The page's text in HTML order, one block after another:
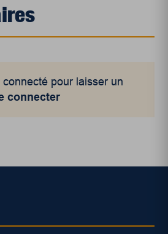
pour laisser un
connecter